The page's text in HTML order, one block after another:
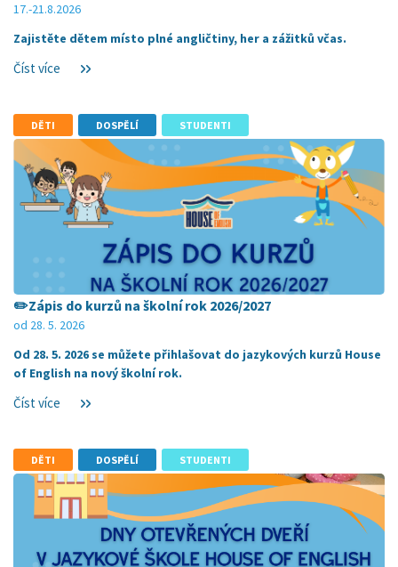
17.-21.8.2026
Zajistěte dětem místo plné angličtiny, her a zážitků včas.
Číst více
DĚTI DOSPĚLÍ STUDENTI
✏️Zápis do kurzů na školní rok 2026/2027
od 28. 5. 2026
Od 28. 5. 2026 se můžete přihlašovat do jazykových kurzů House
of English na nový školní rok.
Číst více
DĚTI DOSPĚLÍ STUDENTI